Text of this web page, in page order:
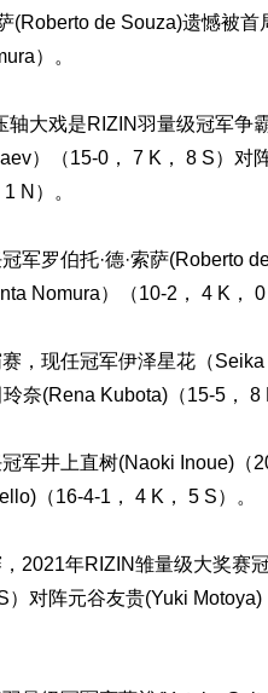
(Roberto de Souza)遗憾被
）。
大戏是RIZIN羽量级冠军争
）（15-0， 7 K， 8 S）对
N）。
军罗伯托·德·索萨(Roberto
Nomura）（10-2， 4 K，
，现任冠军伊泽星花（
奈(Rena Kubota)（15-5， 8
军井上直树(Naoki Inoue)（
（16-4-1， 4 K， 5 S）。
2021年RIZIN雏量级大奖赛
对阵元谷友贵(Yuki